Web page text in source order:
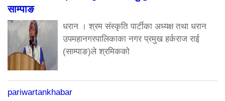
साम्पाङ
धरान । श्रम संस्कृति पार्टीका अध्यक्ष तथा धरान
उपमहानगरपालिकाका नगर प्रमुख हर्कराज राई
(साम्पाङ)ले श्रमिकको
pariwartankhabar